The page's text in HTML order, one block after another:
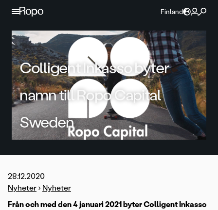
Hoppa till innehållet
Finland
Colligent Inkasso byter
namn till Ropo Capital
Sweden
28.12.2020
Nyheter › Nyheter
Från och med den 4 januari 2021 byter Colligent Inkasso